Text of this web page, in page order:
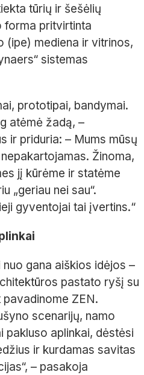
tūrių ir šešėlių
forma pritvirtinta
(ipe) mediena ir vitrinos,
“ sistemas
prototipai, bandymai.
atėmė žadą, –
ir priduria: – Mums mūsų
Žinoma,
jį kūrėme ir statėme
„geriau nei sau“.
gyventojai tai įvertins.“
gana aiškios idėjos –
pastato ryšį su
ZEN.
scenarijų, namo
pakluso aplinkai, dėstėsi
ir kurdamas savitas
– pasakoja